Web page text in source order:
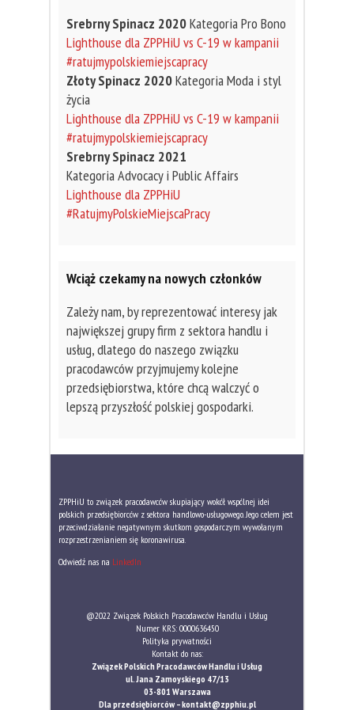
Srebrny Spinacz 2020Kategoria Pro Bono
Lighthouse dla ZPPHiU vs C-19 w kampanii
#ratujmypolskiemiejscapracy
Złoty Spinacz 2020Kategoria Moda i styl
życia
Lighthouse dla ZPPHiU vs C-19 w kampanii
#ratujmypolskiemiejscapracy
Srebrny Spinacz 2021
Kategoria Advocacy i Public Affairs
Lighthouse dla ZPPHiU
#RatujmyPolskieMiejscaPracy
Wciąż czekamy na nowych członków
Zależy nam, by reprezentować interesy jak
największej grupy firm z sektora handlu i
usług, dlatego do naszego związku
pracodawców przyjmujemy kolejne
przedsiębiorstwa, które chcą walczyć o
lepszą przyszłość polskiej gospodarki.
ZPPHiU to związek pracodawców skupiający wokół wspólnej idei
polskich przedsiębiorców z sektora handlowo-usługowego. Jego celem jest
przeciwdziałanie negatywnym skutkom gospodarczym wywołanym
rozprzestrzenianiem się koronawirusa.
Odwiedź nas na LinkedIn
@2022 Związek Polskich Pracodawców Handlu i Usług
Numer KRS: 0000636450
Polityka prywatności
Kontakt do nas:
Związek Polskich Pracodawców Handlu i Usług
ul. Jana Zamoyskiego 47/13
03-801 Warszawa
Dla przedsiębiorców –kontakt@zpphiu.pl